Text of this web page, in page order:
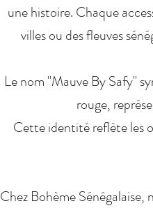
une histoire. Chaque
villes ou des fleuves
Le nom "Mauve By Safy"
rouge,
Cette identité reflète les
Chez Bohème